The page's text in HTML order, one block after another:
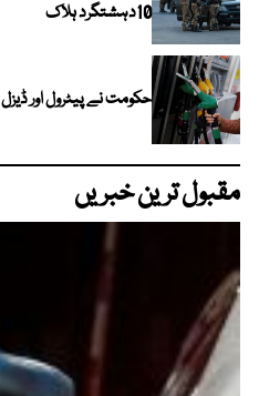
10دہشتگرد ہلاک
حکومت نے پیٹرول اور
مقبول ترین خبریں